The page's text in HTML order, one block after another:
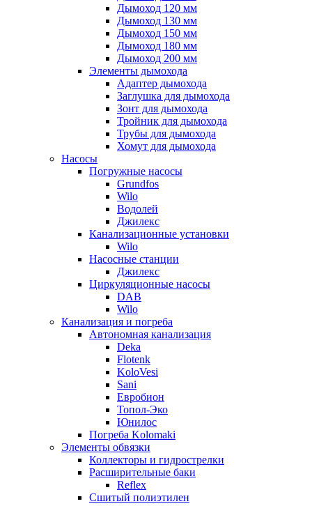
Дымоход 120 мм
Дымоход 130 мм
Дымоход 150 мм
Дымоход 180 мм
Дымоход 200 мм
Элементы дымохода
Адаптер дымохода
Заглушка для дымохода
Зонт для дымохода
Тройник для дымохода
Трубы для дымохода
Хомут для дымохода
Насосы
Погружные насосы
Grundfos
Wilo
Водолей
Джилекс
Канализационные установки
Wilo
Насосные станции
Джилекс
Циркуляционные насосы
DAB
Wilo
Канализация и погреба
Автономная канализация
Deka
Flotenk
KoloVesi
Sani
Евробион
Топол-Эко
Юнилос
Погреба Kolomaki
Элементы обвязки
Коллекторы и гидрострелки
Расширительные баки
Reflex
Сшитый полиэтилен